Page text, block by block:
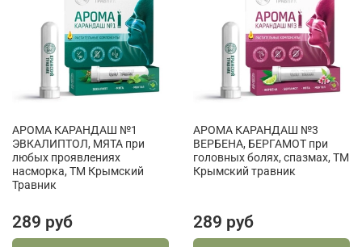
АРОМА КАРАНДАШ №1
ЭВКАЛИПТОЛ, МЯТА при
любых проявлениях
насморка, ТМ Крымский
Травник
289 руб
АРОМА КАРАНДАШ №3
ВЕРБЕНА, БЕРГАМОТ при
головных болях, спазмах, ТМ
Крымский травник
289 руб